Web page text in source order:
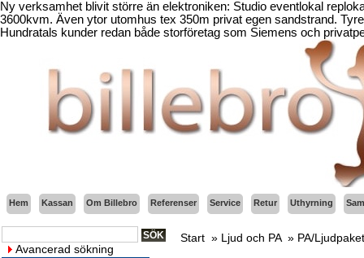
Ny verksamhet blivit större än elektroniken: Studio eventlokal
3600kvm. Även ytor utomhus tex 350m privat egen sandstrand.
Hundratals kunder redan både storföretag som Siemens och
Hem Kassan Om Billebro Referenser Service Retur Uthyrning
Avancerad sökning
Start » Ljud och PA» PA/Ljudpaket